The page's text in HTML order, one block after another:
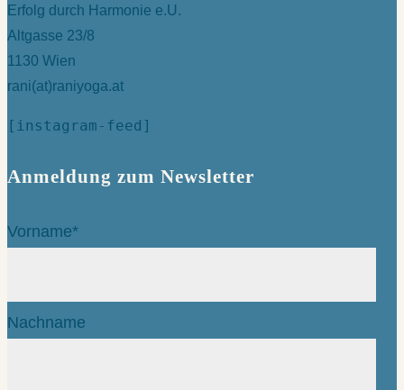
Erfolg durch Harmonie e.U.
Altgasse 23/8
1130 Wien
rani(at)raniyoga.at
[instagram-feed]
Anmeldung zum Newsletter
Vorname*
Nachname